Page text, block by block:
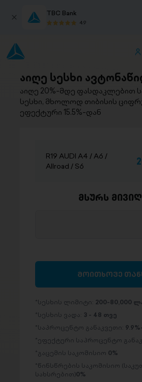
TBC Bank
4.9
აიღე სესხი
აიღე 20%-მდე ფასდაკლებით
სესხი, მხოლოდ თიბისის
ეფექტური 15.5%-დან
R19 AUDI A4 / A6 /
Allroad / S6
მსურს
მოითხოვე
სესხის ლიმიტი: 200-80,000
სესხის ვადა: 3 - 48 თვე
საპროცენტო განაკვეთი:
ეფექტური საპროცენტო
გაცემის საკომისიო 0%
წინსწრების საკომისიო
სახსრებით)0%